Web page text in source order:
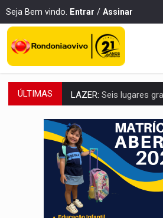
Seja Bem vindo. Entrar / Assinar
ÚLTIMAS LAZER: Seis lugares
VÍDEO:FTICCO e Força Tática
INCLUSÃO: Prefeitura fortalece
DEFESA:Exército testa
TEMAS
PREVISÃO: Interior de